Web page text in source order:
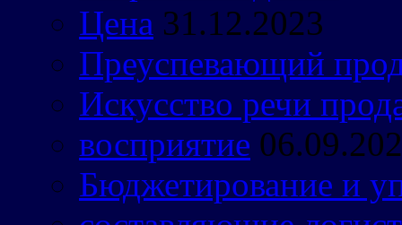
Цена 31.12.2023
Преуспевающий
Искусство речи
восприятие
Бюджетирование и